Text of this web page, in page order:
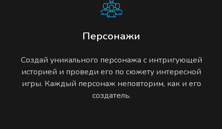
Персонажи
Создай уникального персонажа с интригующей
историей и проведи его по сюжету интересной
игры. Каждый персонаж неповторим, как и его
создатель.